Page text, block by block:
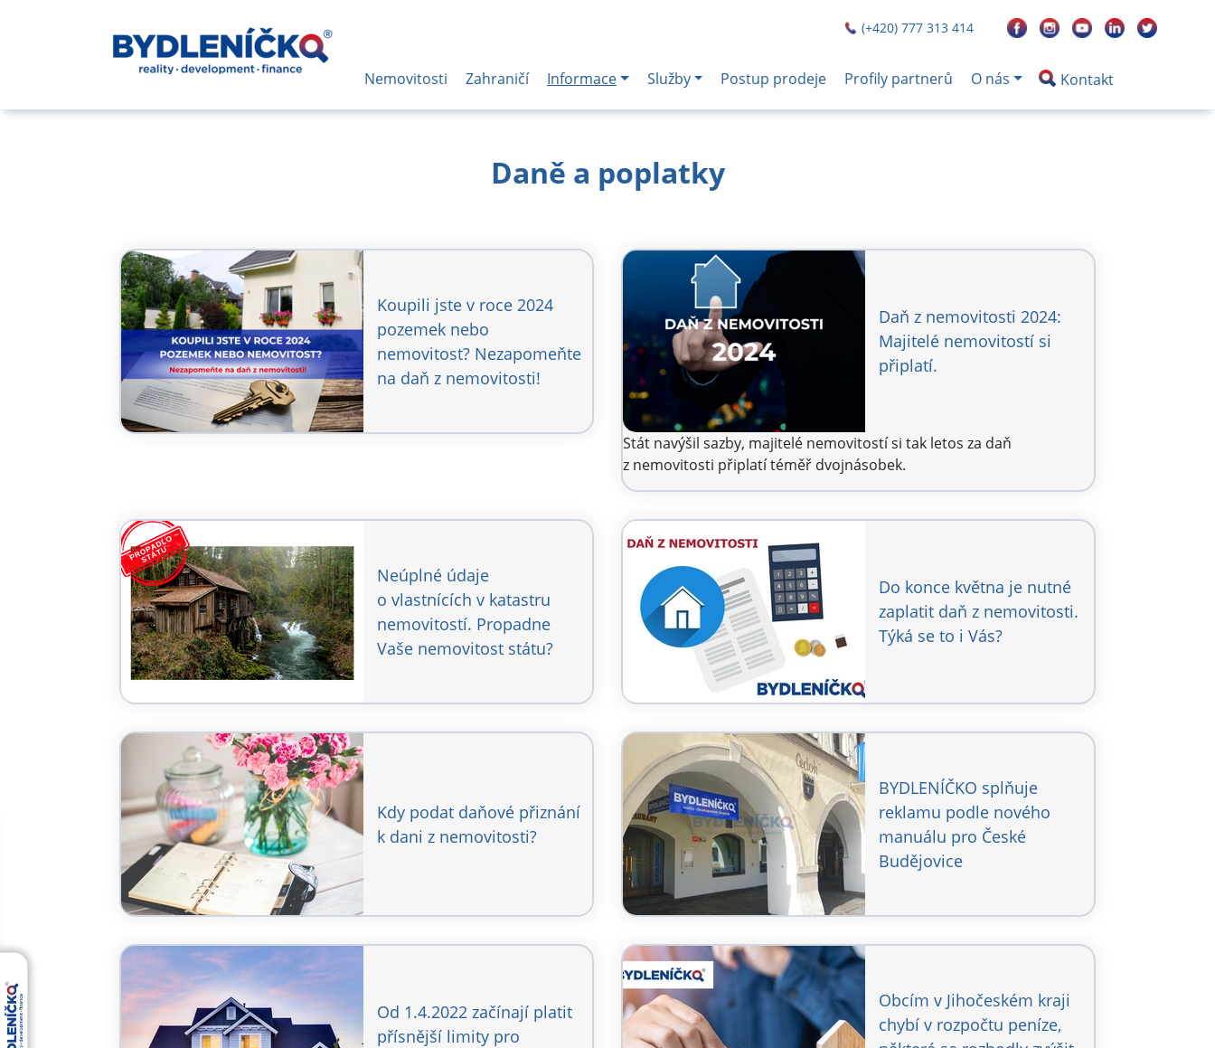
(+420) 777 313 414
Nemovitosti Zahraničí Informace Služby Postup prodeje Profily partnerů O nás Kontakt
Daně a poplatky
Koupili jste v roce 2024
pozemek nebo
nemovitost? Nezapomeňte
na daň z nemovitosti!
Daň z nemovitosti 2024:
Majitelé nemovitostí si
připlatí.
Stát navýšil sazby, majitelé nemovitostí si tak letos za daň
z nemovitosti připlatí téměř dvojnásobek.
Neúplné údaje
o vlastnících v katastru
nemovitostí. Propadne
Vaše nemovitost státu?
Do konce května je nutné
zaplatit daň z nemovitosti.
Týká se to i Vás?
Kdy podat daňové přiznání
k dani z nemovitosti?
BYDLENÍČKO splňuje
reklamu podle nového
manuálu pro České
Budějovice
Od 1.4.2022 začínají platit
přísnější limity pro
Obcím v Jihočeském kraji
chybí v rozpočtu peníze,